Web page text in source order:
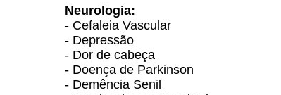
Neurologia:
- Cefaleia Vascular
- Depressão
- Dor de cabeça
- Doença de Parkinson
- Demência Senil